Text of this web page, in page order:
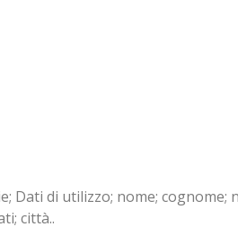
Dati di utilizzo; nome; cognome;
città..